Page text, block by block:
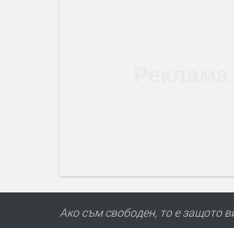
Ако съм свободен, то е защото